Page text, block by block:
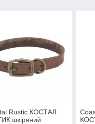
Rustic КОСТАЛ
шкіряний